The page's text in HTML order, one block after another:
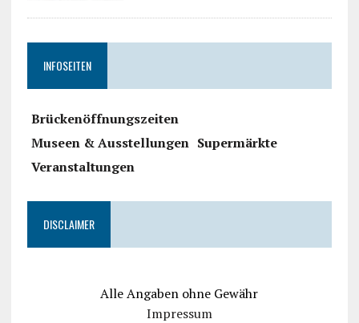
INFOSEITEN
Brückenöffnungszeiten
Museen & Ausstellungen Supermärkte
Veranstaltungen
DISCLAIMER
Alle Angaben ohne Gewähr
Impressum